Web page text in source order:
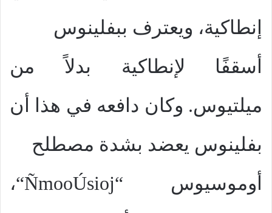
إنطاكية، ويعترف ببفلينوس
أسقفًا لإنطاكية بدلاً من
ميلتيوس. وكان دافعه في هذا أن
بفلينوس يعضد بشدة مصطلح
أوموسيوس “ÑmooÚsioj“،